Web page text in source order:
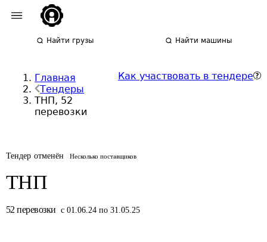
Найти грузы Найти машины
Главная
Тендеры
ТНП, 52
перевозки
Как участвовать в тендере
Тендер отменён Несколько поставщиков
ТНП
52 перевозки с 01.06.24 по 31.05.25